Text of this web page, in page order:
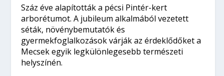
Száz éve alapították a pécsi Pintér-kert
arborétumot. A jubileum alkalmából vezetett
séták, növénybemutatók és
gyermekfoglalkozások várják az érdeklődőket a
Mecsek egyik legkülönlegesebb természeti
helyszínén.